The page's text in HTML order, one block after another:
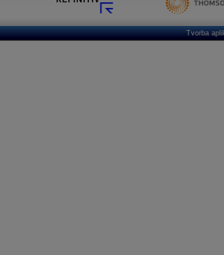
Tvorba